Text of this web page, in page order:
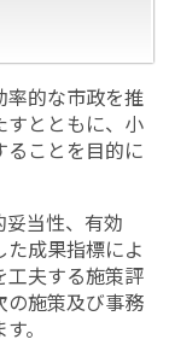
率的な市政を推
すとともに、小
ことを目的に
当性、有効
成果指標によ
工夫する施策評
の施策及び事務
。